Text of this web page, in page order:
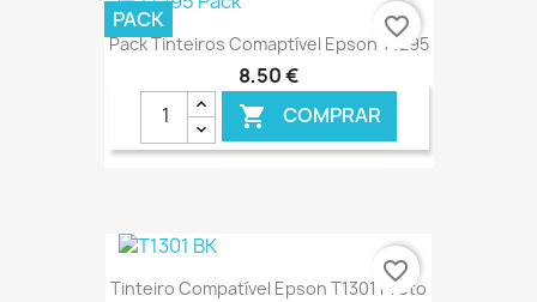
€ ONLINE
Pack Tinteiros Comaptível Epson T1295
8,50 €
 COMPRAR
€ ONLINE
PACK favorite_border
Tinteiro Compatível Epson T1301 Preto
favorite_border